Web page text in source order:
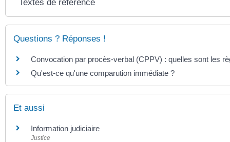
Textes de référence
Questions ? Réponses !
Convocation par procès-verbal (CPPV) : quelles sont les
Qu'est-ce qu'une comparution immédiate ?
Et aussi
Information judiciaire
Justice